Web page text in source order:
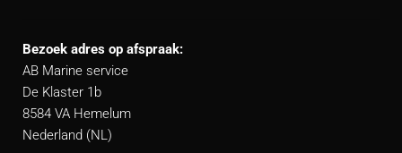
Bezoek adres op afspraak:
AB Marine service
De Klaster 1b
8584 VA Hemelum
Nederland (NL)